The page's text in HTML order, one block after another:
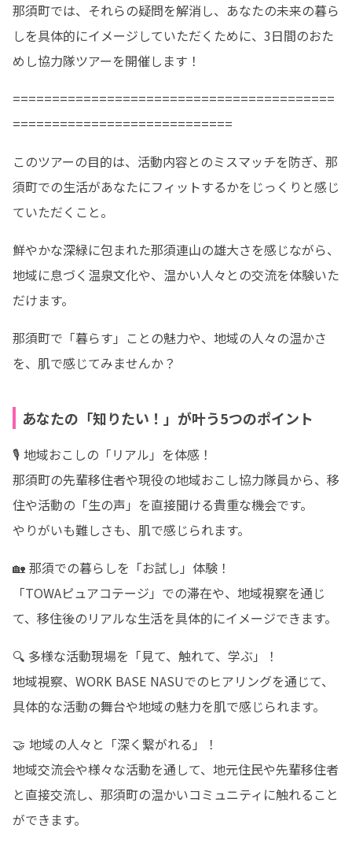
那須町では、それらの疑問を解消し、あなたの未来の暮ら
しを具体的にイメージしていただくために、3日間のおた
めし協力隊ツアーを開催します！
=========================================
============================
このツアーの目的は、活動内容とのミスマッチを防ぎ、那
須町での生活があなたにフィットするかをじっくりと感じ
ていただくこと。
鮮やかな深緑に包まれた那須連山の雄大さを感じながら、
地域に息づく温泉文化や、温かい人々との交流を体験いた
だけます。
那須町で「暮らす」ことの魅力や、地域の人々の温かさ
を、肌で感じてみませんか？
あなたの「知りたい！」が叶う5つのポイント
🎙️ 地域おこしの「リアル」を体感！
那須町の先輩移住者や現役の地域おこし協力隊員から、移
住や活動の「生の声」を直接聞ける貴重な機会です。
やりがいも難しさも、肌で感じられます。
🏡 那須での暮らしを「お試し」体験！
「TOWAピュアコテージ」での滞在や、地域視察を通じ
て、移住後のリアルな生活を具体的にイメージできます。
🔍 多様な活動現場を「見て、触れて、学ぶ」！
地域視察、WORK BASE NASUでのヒアリングを通じて、
具体的な活動の舞台や地域の魅力を肌で感じられます。
🤝 地域の人々と「深く繋がれる」！
地域交流会や様々な活動を通して、地元住民や先輩移住者
と直接交流し、那須町の温かいコミュニティに触れること
ができます。